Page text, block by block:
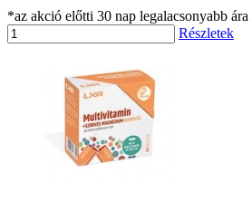
*az akció előtti 30 nap legalacsonyabb ára
Részletek